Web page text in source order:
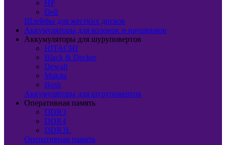
HP
Dell
Шлейфы для жестких дисков
Аккумуляторы для колонок и наушников
Аккумуляторы для шуруповертов
HITACHI
Black & Decker
Dewalt
Makita
Bosh
Аккумуляторы для шуруповертов
Оперативная память
DDR3
DDR4
DDR3L
Оперативная память